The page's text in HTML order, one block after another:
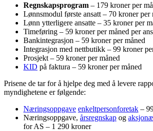
Regnskapsprogram – 179 kroner per
Lønnsmodul første ansatt – 70 kroner per
Lønn ytterligere ansatte – 35 kroner per
Timeføring – 59 kroner per måned per
Bankintegrasjon – 59 kroner per måned
Integrasjon med nettbutikk – 99 kroner
Prosjekt – 59 kroner per måned
KID på faktura – 59 kroner per måned
Prisene de tar for å hjelpe deg med å levere
myndighetene er følgende:
Næringsoppgave enkeltpersonforetak –
Næringsoppgave, årsregnskap og
for AS – 1 290 kroner